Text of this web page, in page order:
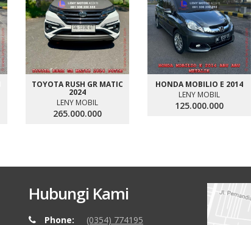
TOYOTA RUSH GR MATIC
2024
LENY MOBIL
265.000.000
HONDA MOBILIO E 2014
LENY MOBIL
125.000.000
Hubungi Kami
Phone: (0354) 774195